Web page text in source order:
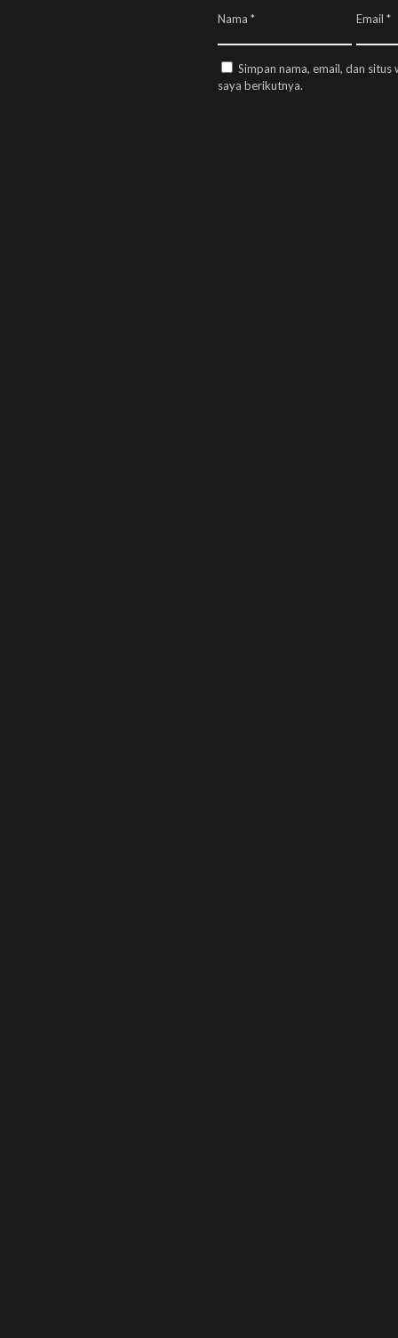
Nama * Email*
Simpan nama, email, dan
saya berikutnya.